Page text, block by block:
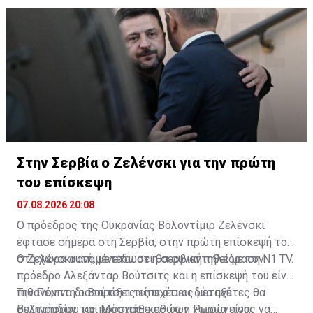
αναζητούν λίγη δροσιά.
Στην Σερβία ο Ζελένσκι για την πρώτη
του επίσκεψη
07.08.2026 20:08
Ο πρόεδρος της Ουκρανίας Βολοντίμιρ Ζελένσκι
έφτασε σήμερα στη Σερβία, στην πρώτη επίσκεψή του
στη χώρα αυτή, μετέδωσε η σερβική τηλεόραση N1 TV.
Ο Ζελένσκι αναμένεται ότι θα συναντηθεί με τον
πρόεδρο Αλεξάνταρ Βούτσιτς και η επίσκεψή του είναι
πιθανόν να διαταράξει τις σχέσεις μεταξύ
Βελιγραδίου και Μόσχας, καθώς η Ρωσία είναι
Την Πέμπτη ο Βούτσιτς είπε ότι οι δύο ηγέτες θα
συζητήσουν τις προσπάθειες των χωρών τους να